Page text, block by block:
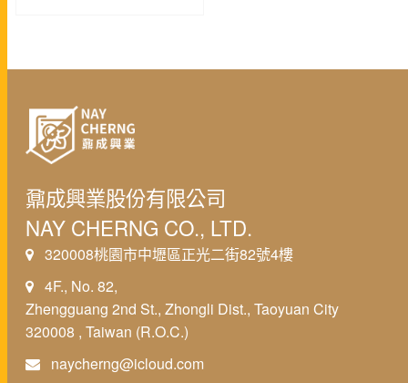
鼐成興業股份有限公司
NAY CHERNG CO., LTD.
320008桃園市中壢區正光二街82號4樓
4F., No. 82,
Zhengguang 2nd St., Zhongli Dist., Taoyuan City
320008 , Taiwan (R.O.C.)
naycherng@icloud.com